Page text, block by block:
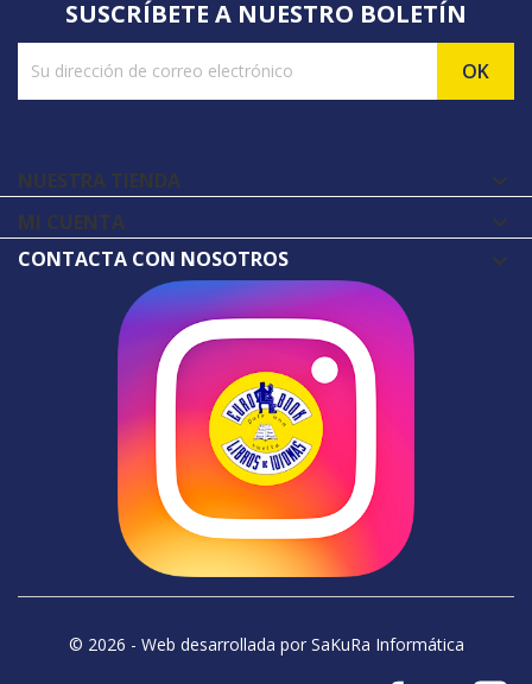
SUSCRÍBETE A NUESTRO BOLETÍN
NUESTRA TIENDA 
MI CUENTA 
CONTACTA CON NOSOTROS
© 2026 - Web desarrollada por SaKuRa Informática